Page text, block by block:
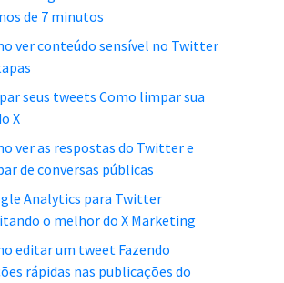
de 7 minutos
ver conteúdo sensível no Twitter
seus tweets Como limpar sua
X
ver as respostas do Twitter e
de conversas públicas
Analytics para Twitter
o melhor do X Marketing
editar um tweet Fazendo
rápidas nas publicações do